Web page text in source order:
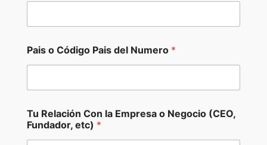
Pais o Código Pais del Numero *
P
a
g
Tu Relación Con la Empresa o Negocio (CEO,
Fundador, etc) *